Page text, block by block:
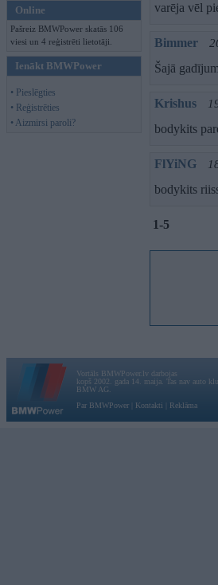
Online
Pašreiz BMWPower skatās 106
viesi un 4 reģistrēti lietotāji.
Ienākt BMWPower
• Pieslēgties
• Reģistrēties
• Aizmirsi paroli?
varēja vēl
Bimmer
Šajā
Krishus
bodykits
FlYiNG
bodykits
1-5
Vortāls BMWPower.lv darbojas
kopš 2002. gada 14. maija. Tas nav auto
BMW AG.
Par BMWPower
Kontakti Reklāma